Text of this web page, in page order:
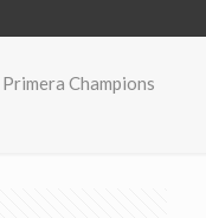
Champions